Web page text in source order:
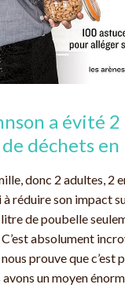
a évité 2
déchets en
donc 2 adultes, 2
à réduire son impact
de poubelle
absolument
prouve que c’est
avons un moyen